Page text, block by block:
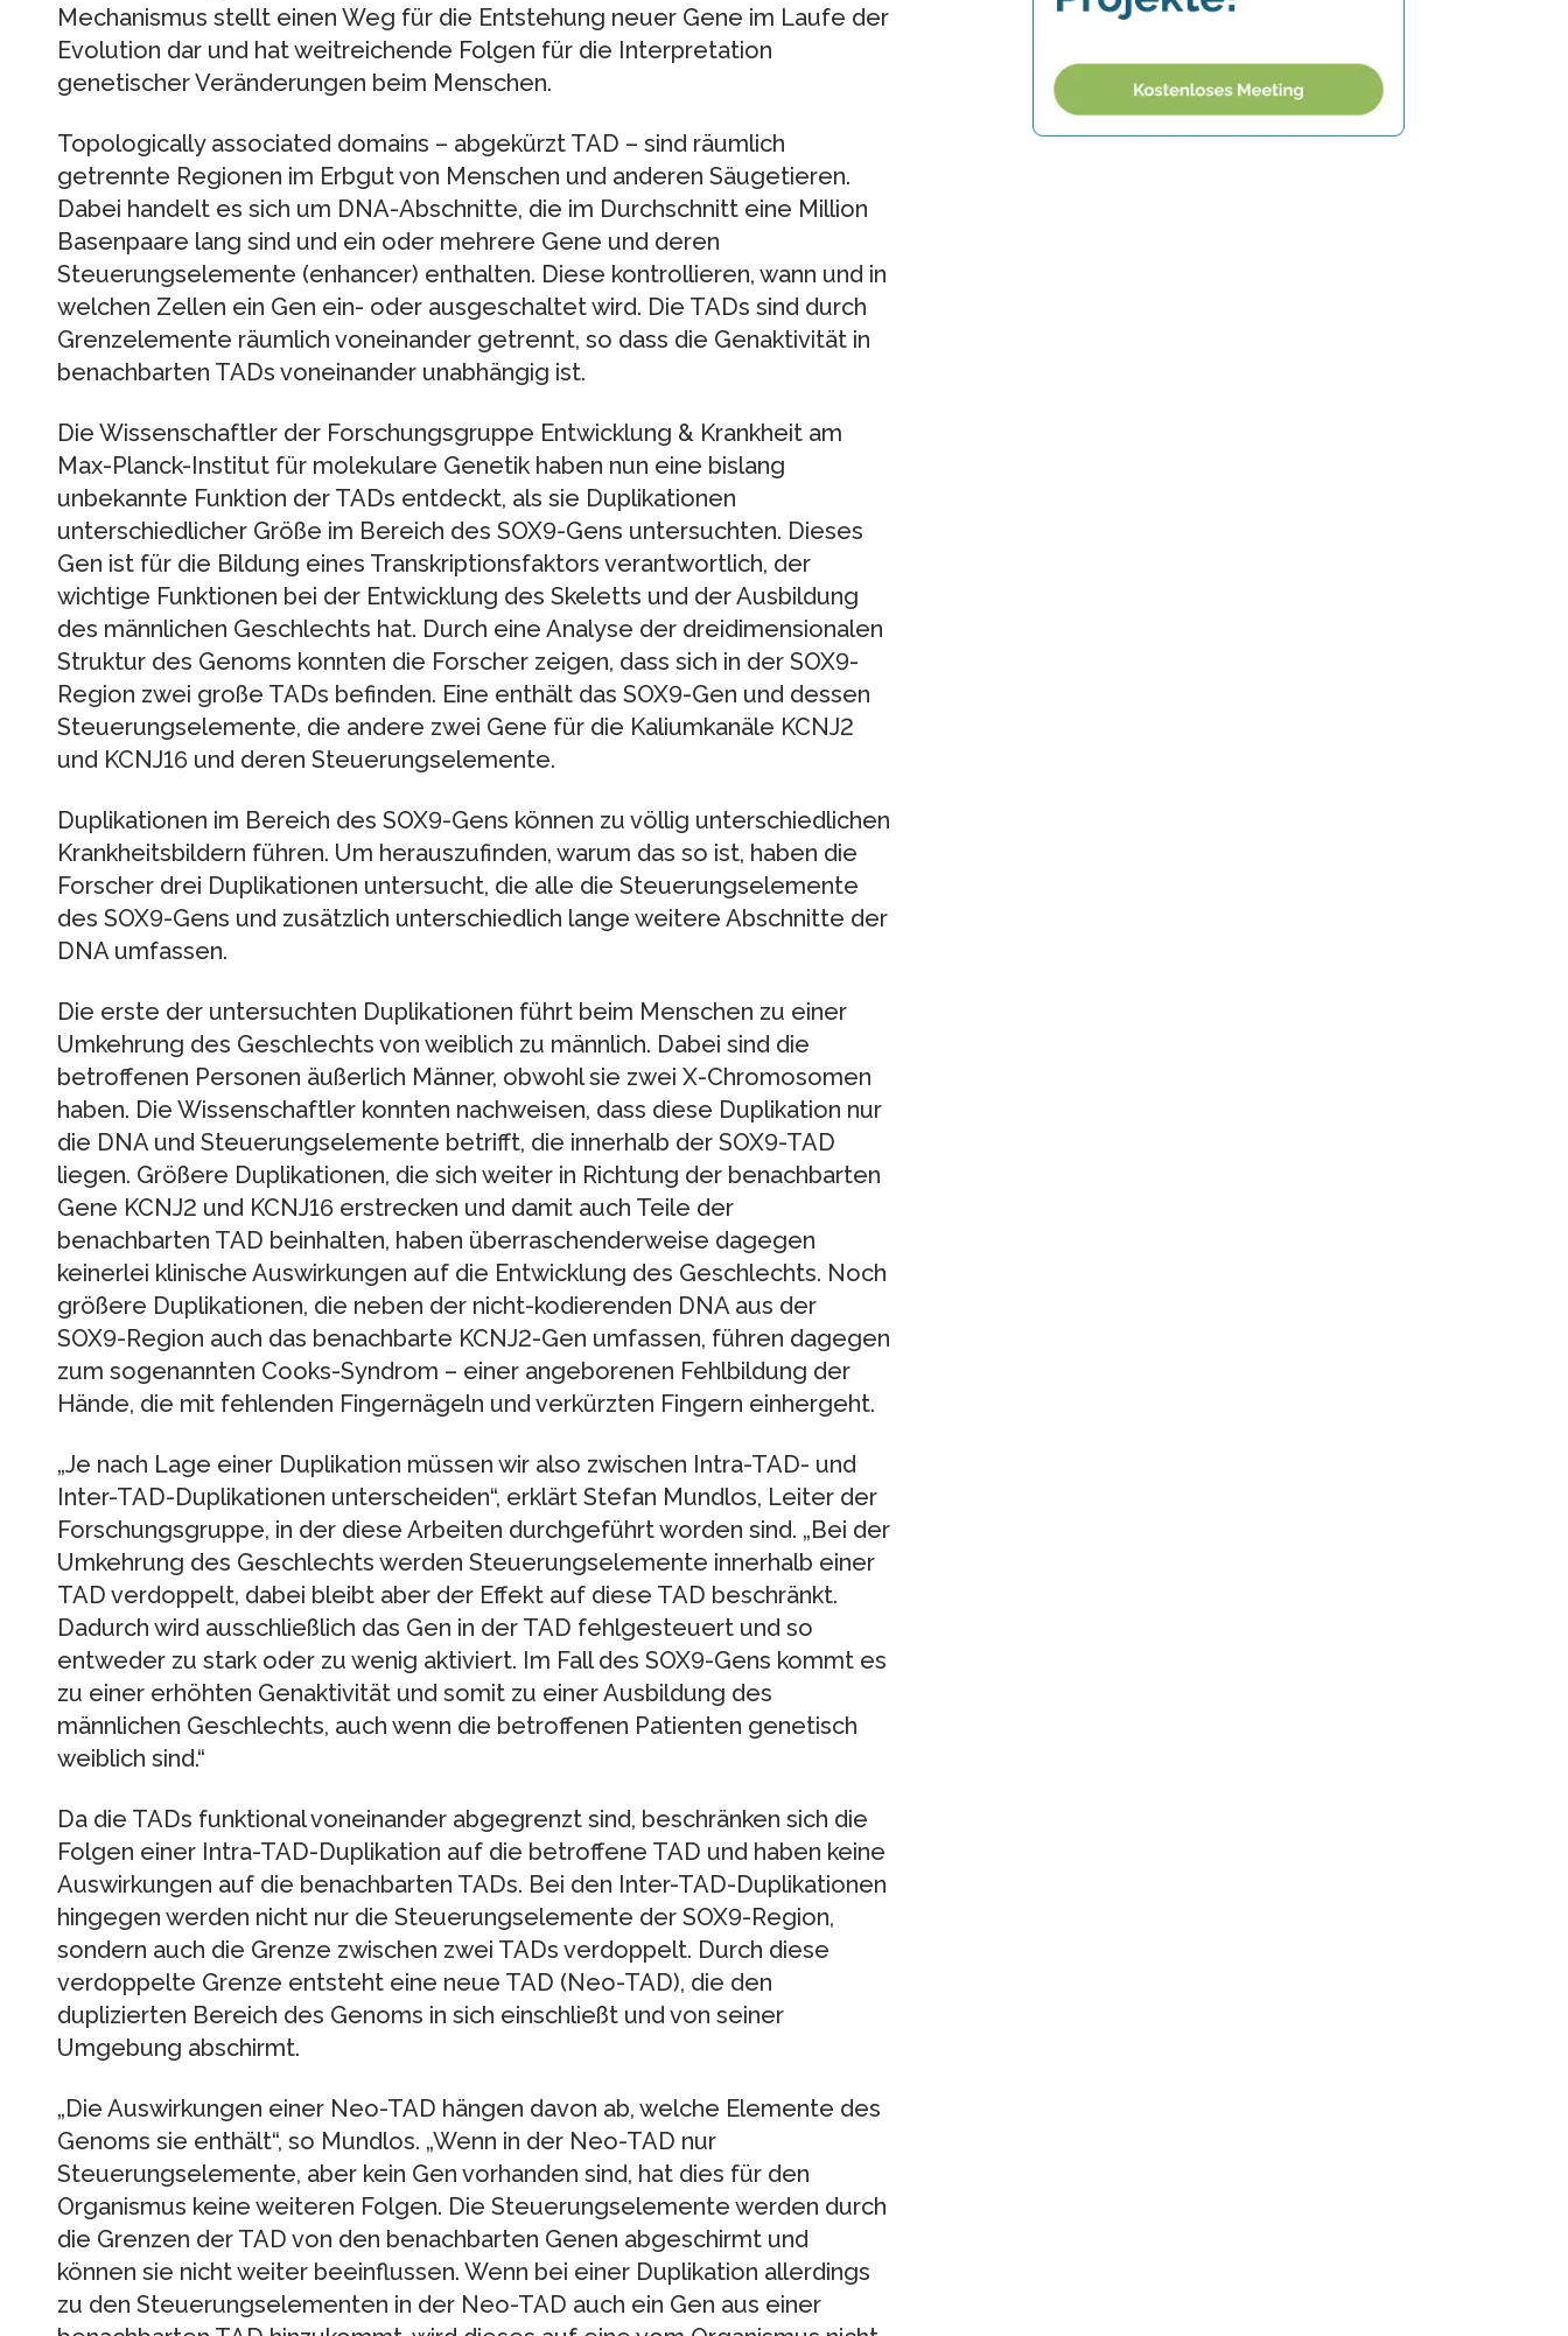
Mechanismus stellt einen Weg für die Entstehung neuer Gene im Laufe der
Evolution dar und hat weitreichende Folgen für die Interpretation
genetischer Veränderungen beim Menschen.
Topologically associated domains – abgekürzt TAD – sind räumlich
getrennte Regionen im Erbgut von Menschen und anderen Säugetieren.
Dabei handelt es sich um DNA-Abschnitte, die im Durchschnitt eine Million
Basenpaare lang sind und ein oder mehrere Gene und deren
Steuerungselemente (enhancer) enthalten. Diese kontrollieren, wann und in
welchen Zellen ein Gen ein- oder ausgeschaltet wird. Die TADs sind durch
Grenzelemente räumlich voneinander getrennt, so dass die Genaktivität in
benachbarten TADs voneinander unabhängig ist.
Die Wissenschaftler der Forschungsgruppe Entwicklung & Krankheit am
Max-Planck-Institut für molekulare Genetik haben nun eine bislang
unbekannte Funktion der TADs entdeckt, als sie Duplikationen
unterschiedlicher Größe im Bereich des SOX9-Gens untersuchten. Dieses
Gen ist für die Bildung eines Transkriptionsfaktors verantwortlich, der
wichtige Funktionen bei der Entwicklung des Skeletts und der Ausbildung
des männlichen Geschlechts hat. Durch eine Analyse der dreidimensionalen
Struktur des Genoms konnten die Forscher zeigen, dass sich in der SOX9-
Region zwei große TADs befinden. Eine enthält das SOX9-Gen und dessen
Steuerungselemente, die andere zwei Gene für die Kaliumkanäle KCNJ2
und KCNJ16 und deren Steuerungselemente.
Duplikationen im Bereich des SOX9-Gens können zu völlig unterschiedlichen
Krankheitsbildern führen. Um herauszufinden, warum das so ist, haben die
Forscher drei Duplikationen untersucht, die alle die Steuerungselemente
des SOX9-Gens und zusätzlich unterschiedlich lange weitere Abschnitte der
DNA umfassen.
Die erste der untersuchten Duplikationen führt beim Menschen zu einer
Umkehrung des Geschlechts von weiblich zu männlich. Dabei sind die
betroffenen Personen äußerlich Männer, obwohl sie zwei X-Chromosomen
haben. Die Wissenschaftler konnten nachweisen, dass diese Duplikation nur
die DNA und Steuerungselemente betrifft, die innerhalb der SOX9-TAD
liegen. Größere Duplikationen, die sich weiter in Richtung der benachbarten
Gene KCNJ2 und KCNJ16 erstrecken und damit auch Teile der
benachbarten TAD beinhalten, haben überraschenderweise dagegen
keinerlei klinische Auswirkungen auf die Entwicklung des Geschlechts. Noch
größere Duplikationen, die neben der nicht-kodierenden DNA aus der
SOX9-Region auch das benachbarte KCNJ2-Gen umfassen, führen dagegen
zum sogenannten Cooks-Syndrom – einer angeborenen Fehlbildung der
Hände, die mit fehlenden Fingernägeln und verkürzten Fingern einhergeht.
„Je nach Lage einer Duplikation müssen wir also zwischen Intra-TAD- und
Inter-TAD-Duplikationen unterscheiden“, erklärt Stefan Mundlos, Leiter der
Forschungsgruppe, in der diese Arbeiten durchgeführt worden sind. „Bei der
Umkehrung des Geschlechts werden Steuerungselemente innerhalb einer
TAD verdoppelt, dabei bleibt aber der Effekt auf diese TAD beschränkt.
Dadurch wird ausschließlich das Gen in der TAD fehlgesteuert und so
entweder zu stark oder zu wenig aktiviert. Im Fall des SOX9-Gens kommt es
zu einer erhöhten Genaktivität und somit zu einer Ausbildung des
männlichen Geschlechts, auch wenn die betroffenen Patienten genetisch
weiblich sind.“
Da die TADs funktional voneinander abgegrenzt sind, beschränken sich die
Folgen einer Intra-TAD-Duplikation auf die betroffene TAD und haben keine
Auswirkungen auf die benachbarten TADs. Bei den Inter-TAD-Duplikationen
hingegen werden nicht nur die Steuerungselemente der SOX9-Region,
sondern auch die Grenze zwischen zwei TADs verdoppelt. Durch diese
verdoppelte Grenze entsteht eine neue TAD (Neo-TAD), die den
duplizierten Bereich des Genoms in sich einschließt und von seiner
Umgebung abschirmt.
„Die Auswirkungen einer Neo-TAD hängen davon ab, welche Elemente des
Genoms sie enthält“, so Mundlos. „Wenn in der Neo-TAD nur
Steuerungselemente, aber kein Gen vorhanden sind, hat dies für den
Organismus keine weiteren Folgen. Die Steuerungselemente werden durch
die Grenzen der TAD von den benachbarten Genen abgeschirmt und
können sie nicht weiter beeinflussen. Wenn bei einer Duplikation allerdings
zu den Steuerungselementen in der Neo-TAD auch ein Gen aus einer